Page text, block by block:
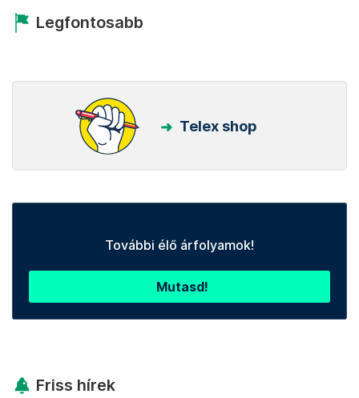
Legfontosabb
Telex shop
További élő árfolyamok!
Mutasd!
Friss hírek